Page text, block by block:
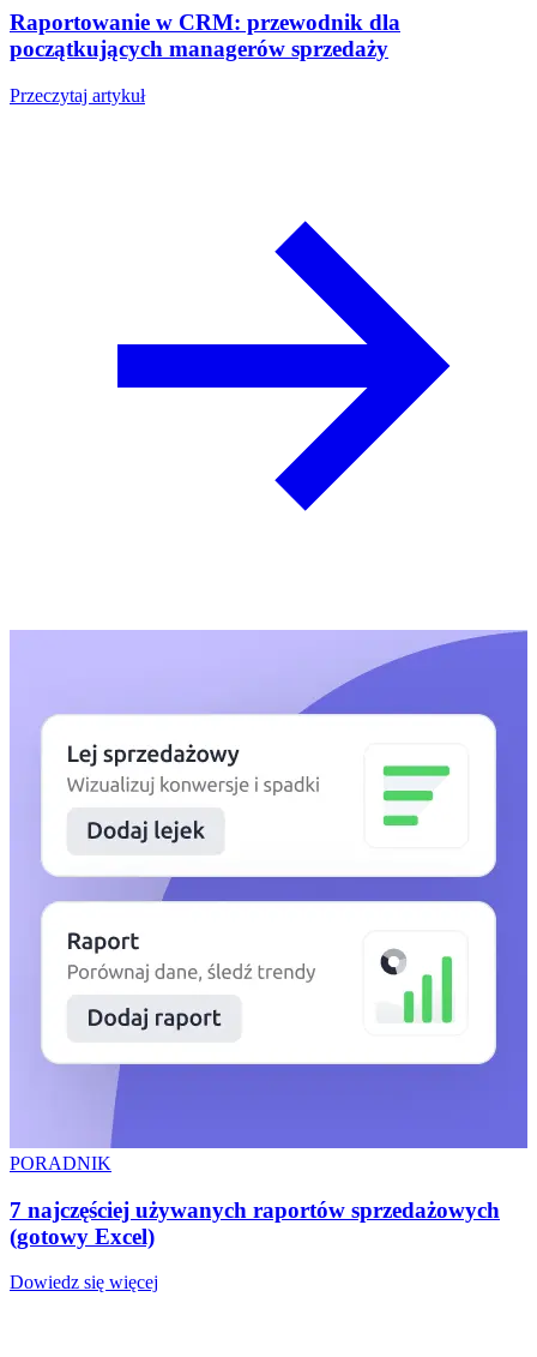
Raportowanie w CRM: przewodnik dla
początkujących managerów sprzedaży
Przeczytaj artykuł
PORADNIK
7 najczęściej używanych raportów sprzedażowych
(gotowy Excel)
Dowiedz się więcej